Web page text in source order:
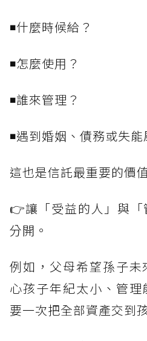
◾什麼時候給？
◾怎麼使用？
◾誰來管理？
◾遇到婚姻、債務或失
這也是信託最重要的價
👉讓「受益的人」與
分開。
例如，父母希望孫子
心孩子年紀太小、管
要一次把全部資產交到